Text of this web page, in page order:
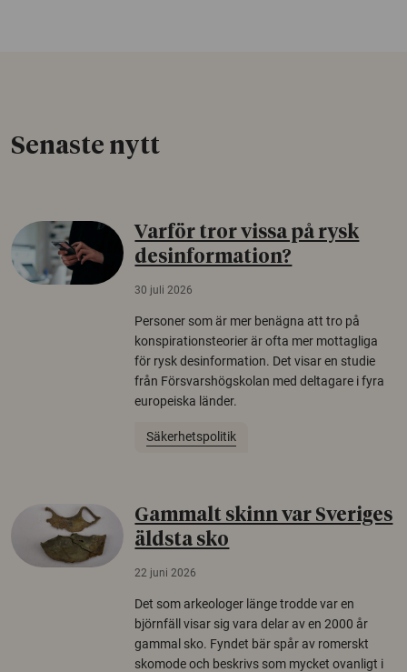
Senaste nytt
Varför tror vissa på rysk
desinformation?
30 juli 2026
Personer som är mer benägna att tro på
konspirationsteorier är ofta mer mottagliga
för rysk desinformation. Det visar en studie
från Försvarshögskolan med deltagare i fyra
europeiska länder.
Säkerhetspolitik
Gammalt skinn var Sveriges
äldsta sko
22 juni 2026
Det som arkeologer länge trodde var en
björnfäll visar sig vara delar av en 2000 år
gammal sko. Fyndet bär spår av romerskt
skomode och beskrivs som mycket ovanligt i